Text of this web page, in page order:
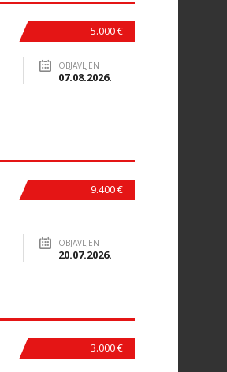
5.000 €
OBJAVLJEN
07.08.2026.
9.400 €
OBJAVLJEN
20.07.2026.
3.000 €